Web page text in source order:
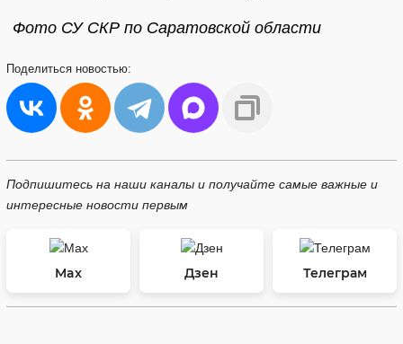
Фото СУ СКР по Саратовской области
Поделиться новостью:
Подпишитесь на наши каналы и получайте самые важные и
интересные новости первым
Max Дзен Телеграм